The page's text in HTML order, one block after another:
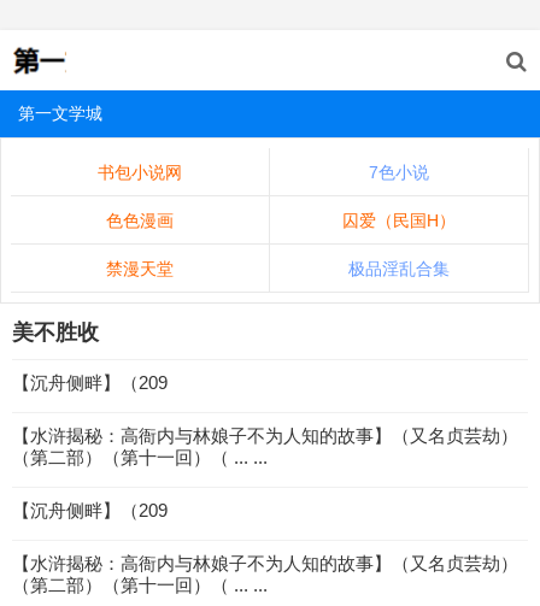
第一文学城
书包小说网 7色小说
色色漫画 囚爱（民国H）
禁漫天堂 极品淫乱合集
美不胜收
【沉舟侧畔】（209
【水浒揭秘：高衙内与林娘子不为人知的故事】（又名贞芸劫）
（第二部）（第十一回）（ ... ...
【沉舟侧畔】（209
【水浒揭秘：高衙内与林娘子不为人知的故事】（又名贞芸劫）
（第二部）（第十一回）（ ... ...